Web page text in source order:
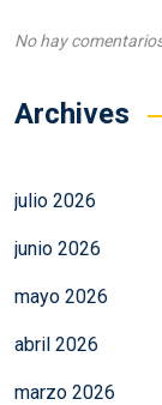
No hay
Archives
julio 2026
junio 2026
mayo 2026
abril 2026
marzo 2026